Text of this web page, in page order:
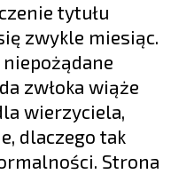
tytułu
zwykle miesiąc.
zwłoka wiąże
wierzyciela,
dlaczego tak
Strona